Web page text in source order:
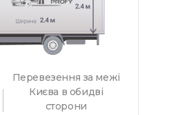
Перевезення за межі
Києва в обидві
сторони